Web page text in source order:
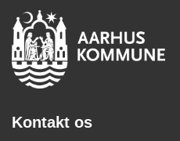
Kontakt os